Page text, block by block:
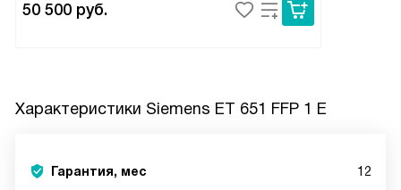
50 500 руб.
Характеристики Siemens ET 651 FFP 1 E
Гарантия, мес 12